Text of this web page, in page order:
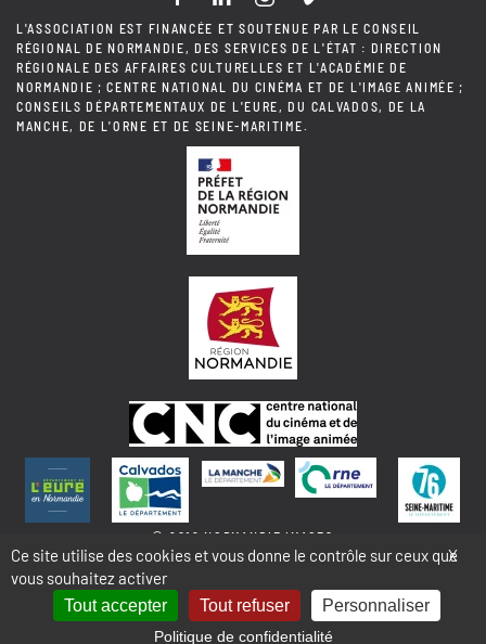
L'ASSOCIATION EST FINANCÉE ET SOUTENUE PAR LE CONSEIL
RÉGIONAL DE NORMANDIE, DES SERVICES DE L'ÉTAT : DIRECTION
RÉGIONALE DES AFFAIRES CULTURELLES ET L'ACADÉMIE DE
NORMANDIE ; CENTRE NATIONAL DU CINÉMA ET DE L'IMAGE ANIMÉE ;
CONSEILS DÉPARTEMENTAUX DE L'EURE, DU CALVADOS, DE LA
MANCHE, DE L'ORNE ET DE SEINE-MARITIME.
© 2018 NORMANDIE IMAGES
MENTIONS LÉGALES - COOKIES & STATISTIQUES PLAN DU SITE
X
Ce site utilise des cookies et vous donne le contrôle sur ceux que
vous souhaitez activer
Tout accepter Tout refuser Personnaliser
Politique de confidentialité